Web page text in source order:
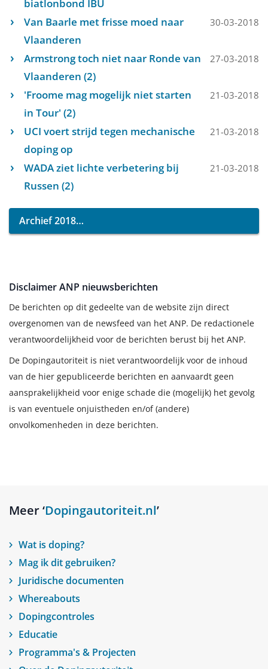
biatlonbond IBU
Van Baarle met frisse moed naar
Vlaanderen
30-03-2018
Armstrong toch niet naar Ronde van
Vlaanderen (2)
27-03-2018
'Froome mag mogelijk niet starten
in Tour' (2)
21-03-2018
UCI voert strijd tegen mechanische
doping op
21-03-2018
WADA ziet lichte verbetering bij
Russen (2)
21-03-2018
Archief 2018
Disclaimer ANP nieuwsberichten
De berichten op dit gedeelte van de website zijn direct
overgenomen van de newsfeed van het ANP. De redactionele
verantwoordelijkheid voor de berichten berust bij het ANP.
De Dopingautoriteit is niet verantwoordelijk voor de inhoud
van de hier gepubliceerde berichten en aanvaardt geen
aansprakelijkheid voor enige schade die (mogelijk) het gevolg
is van eventuele onjuistheden en/of (andere)
onvolkomenheden in deze berichten.
Meer ‘Dopingautoriteit.nl’
Wat is doping?
Mag ik dit gebruiken?
Juridische documenten
Whereabouts
Dopingcontroles
Educatie
Programma's & Projecten